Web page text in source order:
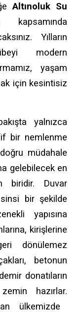
Altınoluk Su
Yılların
modern
yaşam
için kesintisiz
yalnızca
bir nemlenme
müdahale
gelebilecek en
biridir. Duvar
bir şekilde
yapısına
kirişlerine
dönülemez
betonun
donatıların
hazırlar.
ülkemizde